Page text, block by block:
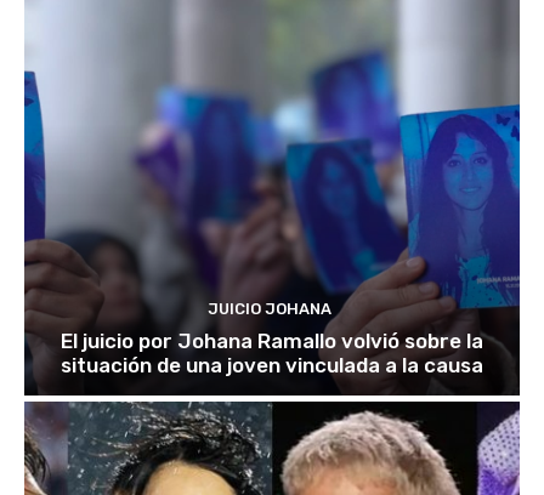
JUICIO JOHANA
El juicio por Johana Ramallo volvió sobre la
situación de una joven vinculada a la causa